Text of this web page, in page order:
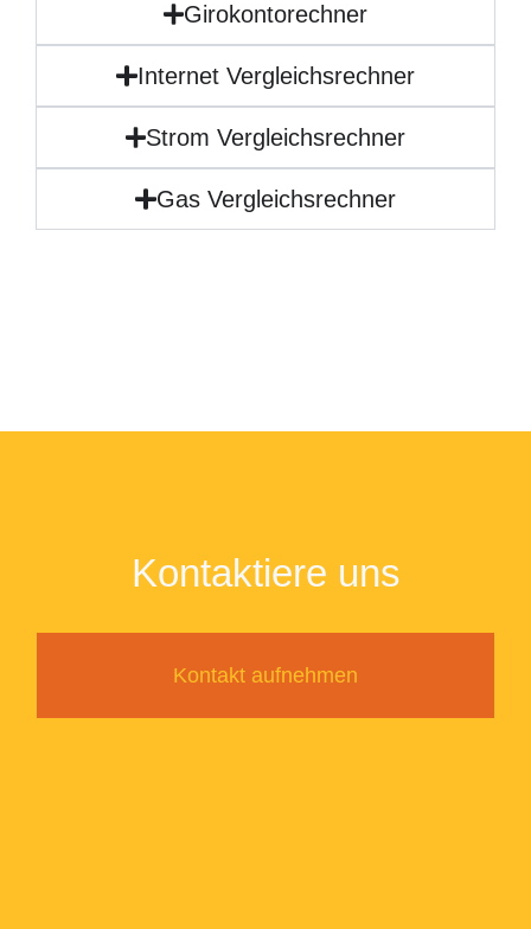
Girokontorechner
Internet Vergleichsrechner
Strom Vergleichsrechner
Gas Vergleichsrechner
Kontaktiere uns
Kontakt aufnehmen